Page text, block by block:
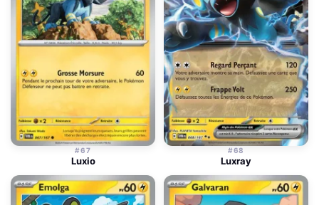
#67
Luxio
#68
Luxray